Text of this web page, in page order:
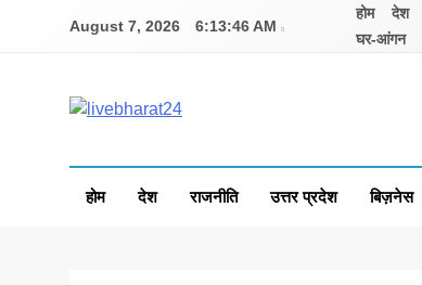
August 7, 2026 6:13:46 AM
होम देश
घर-आंगन
होम देश राजनीति उत्तर प्रदेश बिज़नेस